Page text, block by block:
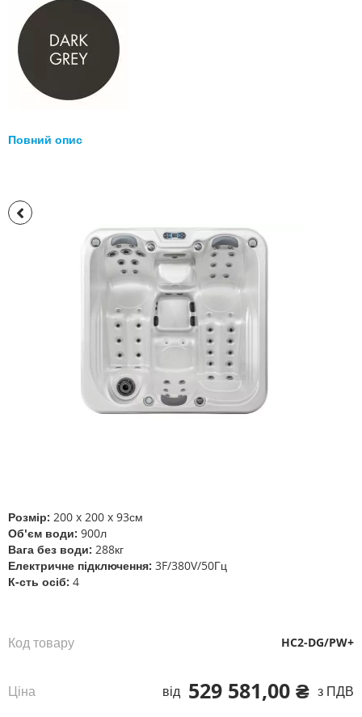
Повний опис
Перейти
до
зображень
Розмір: 200 x 200 x 93см
Об'єм води: 900л
Вага без води: 288кг
Електричне підключення: 3F/380V/50Гц
К-сть осіб: 4
529 581,00 ₴ з ПДВ
Ціна від
Код товару HC2-DG/PW+